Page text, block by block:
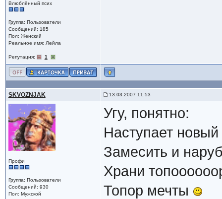
Влюблённый псих
Группа: Пользователи
Сообщений: 185
Пол: Женский
Реальное имя: Лейла
Репутация: 1
SKVOZNJAK 13.03.2007 11:53
Профи
Группа: Пользователи
Сообщений: 930
Пол: Мужской
Угу, понятно:
Наступает
Замесить и
Храни
Топор мечты